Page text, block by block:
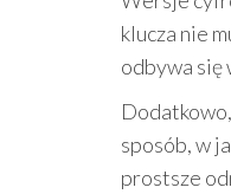
klucza nie
odbywa się
sposób, w
prostsze